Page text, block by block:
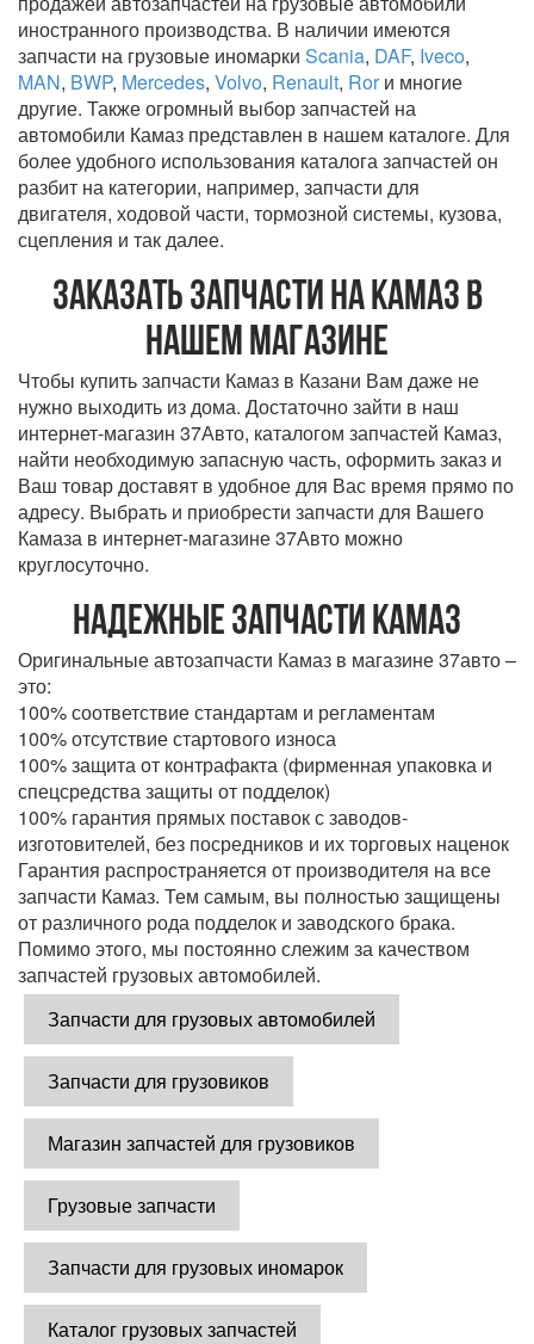
иностранного производства. В наличии имеются
запчасти на грузовые иномарки Scania, DAF, Iveco,
MAN, BWP, Mercedes, Volvo, Renault, Ror и многие
другие. Также огромный выбор запчастей на
автомобили Камаз представлен в нашем каталоге. Для
более удобного использования каталога запчастей он
разбит на категории, например, запчасти для
двигателя, ходовой части, тормозной системы, кузова,
сцепления и так далее.
Заказать запчасти на Камаз в
нашем магазине
Чтобы купить запчасти Камаз в Казани Вам даже не
нужно выходить из дома. Достаточно зайти в наш
интернет-магазин 37Авто, каталогом запчастей Камаз,
найти необходимую запасную часть, оформить заказ и
Ваш товар доставят в удобное для Вас время прямо по
адресу. Выбрать и приобрести запчасти для Вашего
Камаза в интернет-магазине 37Авто можно
круглосуточно.
Надежные запчасти Камаз
Оригинальные автозапчасти Камаз в магазине 37авто –
это:
100% соответствие стандартам и регламентам
100% отсутствие стартового износа
100% защита от контрафакта (фирменная упаковка и
спецсредства защиты от подделок)
100% гарантия прямых поставок с заводов-
изготовителей, без посредников и их торговых наценок
Гарантия распространяется от производителя на все
запчасти Камаз. Тем самым, вы полностью защищены
от различного рода подделок и заводского брака.
Помимо этого, мы постоянно слежим за качеством
запчастей грузовых автомобилей.
Запчасти для грузовых автомобилей
Запчасти для грузовиков
Магазин запчастей для грузовиков
Грузовые запчасти
Запчасти для грузовых иномарок
Каталог грузовых запчастей